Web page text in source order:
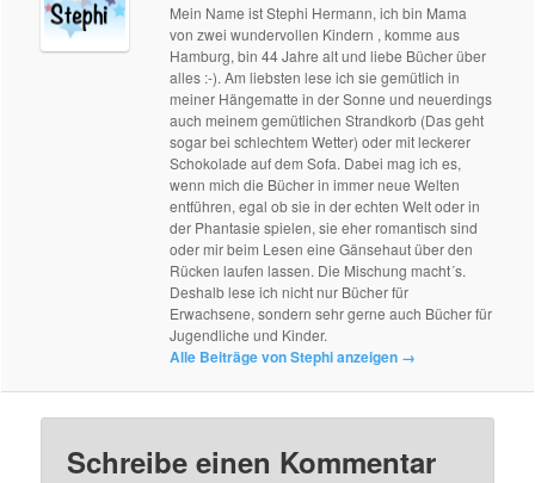
Mein Name ist Stephi Hermann, ich bin Mama
von zwei wundervollen Kindern , komme aus
Hamburg, bin 44 Jahre alt und liebe Bücher über
alles :-). Am liebsten lese ich sie gemütlich in
meiner Hängematte in der Sonne und neuerdings
auch meinem gemütlichen Strandkorb (Das geht
sogar bei schlechtem Wetter) oder mit leckerer
Schokolade auf dem Sofa. Dabei mag ich es,
wenn mich die Bücher in immer neue Welten
entführen, egal ob sie in der echten Welt oder in
der Phantasie spielen, sie eher romantisch sind
oder mir beim Lesen eine Gänsehaut über den
Rücken laufen lassen. Die Mischung macht´s.
Deshalb lese ich nicht nur Bücher für
Erwachsene, sondern sehr gerne auch Bücher für
Jugendliche und Kinder.
Alle Beiträge von Stephi anzeigen →
Schreibe einen Kommentar